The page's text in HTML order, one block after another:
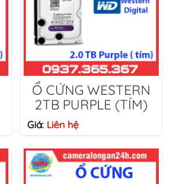
Ổ CỨNG WESTERN
2TB PURPLE (TÍM)
Giá: Liên hệ